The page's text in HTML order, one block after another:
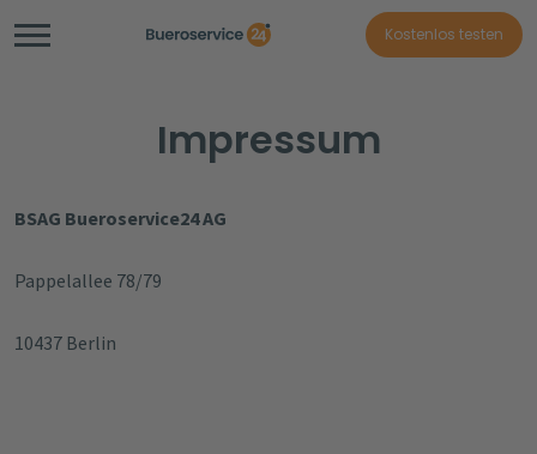
Kostenlos testen
Impressum
BSAG Bueroservice24 AG
Pappelallee 78/79
10437 Berlin